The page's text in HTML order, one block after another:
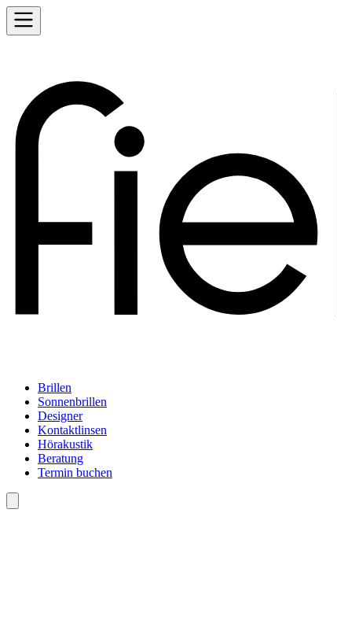
Brillen
Sonnenbrillen
Designer
Kontaktlinsen
Hörakustik
Beratung
Termin buchen